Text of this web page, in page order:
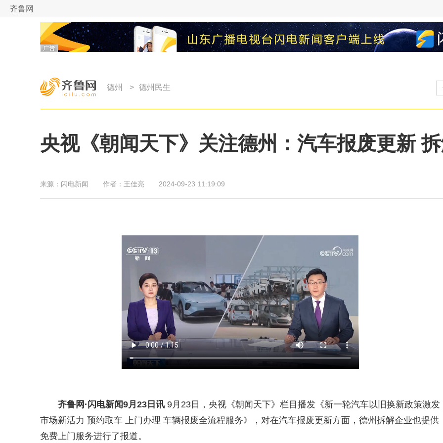
齐鲁网
德州 > 德州民生
央视《朝闻天下》关注德州：汽车报废更新
来源： 闪电新闻 作者： 王佳亮 2024-09-23 11:19:09
齐鲁网 ·闪电新闻9月23日讯9月23日，央视《朝闻天下》栏目播发《新一轮汽车以旧换新政策激发
市场新活力 预约取车 上门办理 车辆报废全流程服务》，对在汽车报废更新方面，德州拆解企业也提供
免费上门服务进行了报道。